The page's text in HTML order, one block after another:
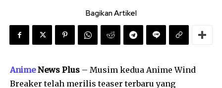
Bagikan Artikel
AnimeNews Plus – Musim kedua Anime Wind
Breaker telah merilis teaser terbaru yang